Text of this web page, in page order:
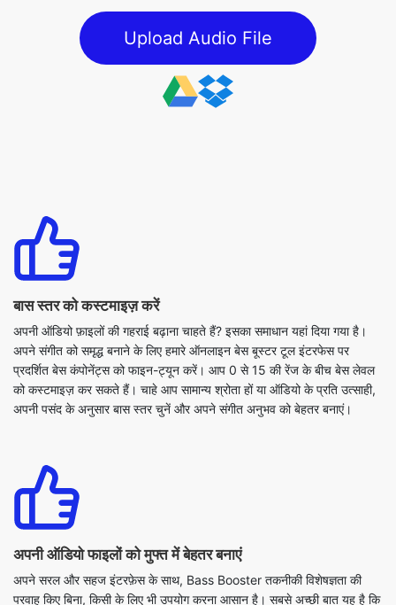
बास स्तर को कस्टमाइज़ करें
अपनी ऑडियो फ़ाइलों की गहराई बढ़ाना चाहते हैं? इसका समाधान यहां दिया गया है।
अपने संगीत को समृद्ध बनाने के लिए हमारे ऑनलाइन बेस बूस्टर टूल इंटरफेस पर
को कस्टमाइज़ कर सकते हैं। चाहे आप सामान्य श्रोता हों या ऑडियो के प्रति उत्साही,
अपनी पसंद के अनुसार बास स्तर चुनें और अपने संगीत अनुभव को बेहतर बनाएं।
अपनी ऑडियो फाइलों को मुफ्त में बेहतर बनाएं
अपने सरल और सहज इंटरफ़ेस के साथ, Bass Booster तकनीकी विशेषज्ञता की
परवाह किए बिना, किसी के लिए भी उपयोग करना आसान है। सबसे अच्छी बात यह है कि
और छिपे हुए शुल्क या सदस्यता शुल्क की आवश्यकता नहीं है। इसलिए, बिना किसी
प्रतिबंध के जितनी बार चाहें अपने ऑडियो अनुभव का आनंद लें।